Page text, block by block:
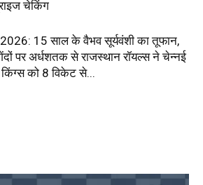
चेकिंग
15 साल के वैभव सूर्यवंशी का तूफान,
पर अर्धशतक से राजस्थान रॉयल्स ने चेन्नई
को 8 विकेट से...